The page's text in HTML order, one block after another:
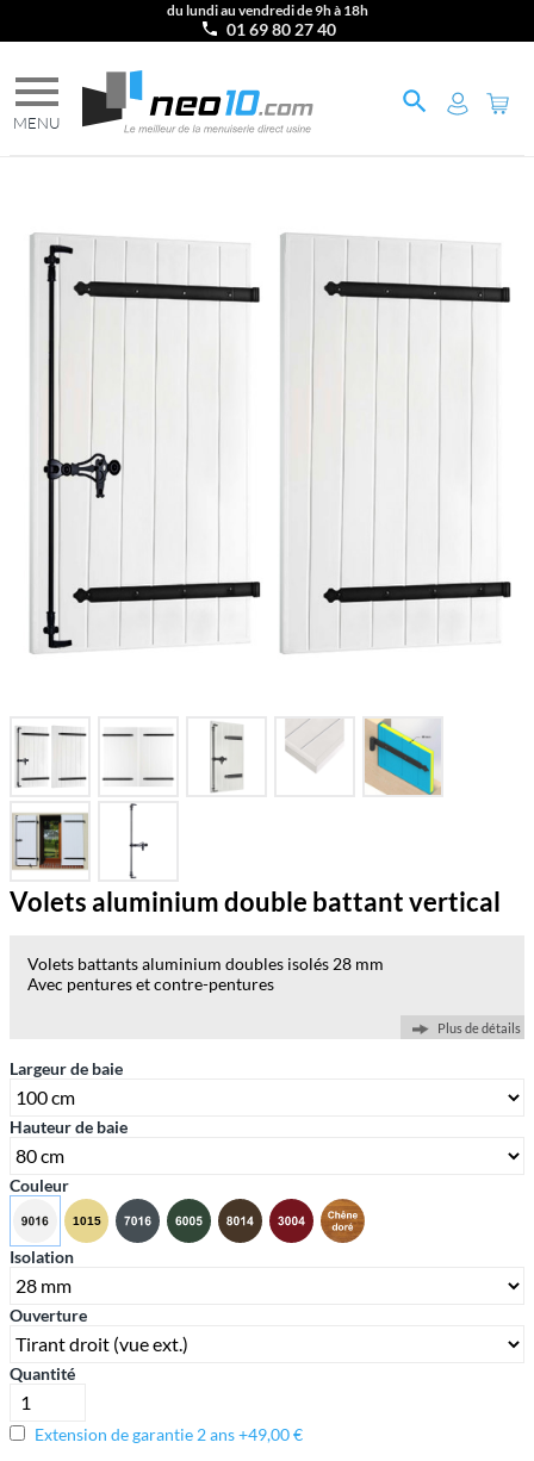
du lundi au vendredi de 9h à 18h
01 69 80 27 40
Volets aluminium double battant vertical
Volets battants aluminium doubles isolés 28 mm
Avec pentures et contre-pentures
Plus de détails
Largeur de baie
Hauteur de baie
Couleur
Isolation
Ouverture
Quantité
Extension de garantie 2 ans +49,00 €